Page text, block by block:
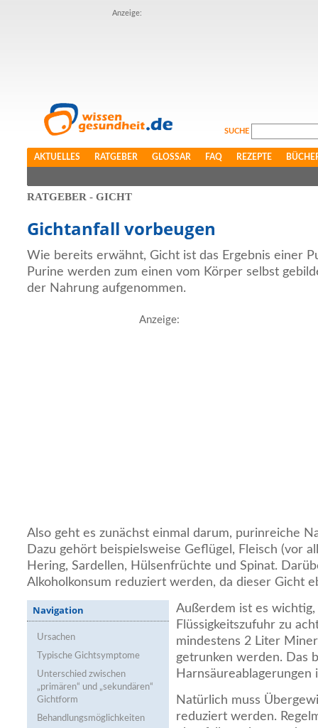
Anzeige:
SUCHE
AKTUELLES RATGEBER GLOSSAR FAQ REZEPTE
RATGEBER - GICHT
Gichtanfall vorbeugen
Wie bereits erwähnt, Gicht ist das Ergebnis einer
Purine werden zum einen vom Körper selbst
der Nahrung aufgenommen.
Anzeige:
Also geht es zunächst einmal darum, purinreiche
Dazu gehört beispielsweise Geflügel, Fleisch (vor
Hering, Sardellen, Hülsenfrüchte und Spinat.
Alkoholkonsum reduziert werden, da dieser Gicht
Navigation
Ursachen
Typische Gichtsymptome
Unterschied zwischen
„primären“ und „sekundären“
Gichtform
Behandlungsmöglichkeiten
Außerdem ist es
Flüssigkeitszufuhr zu
mindestens 2 Liter
getrunken werden. Das
Natürlich muss
reduziert werden.